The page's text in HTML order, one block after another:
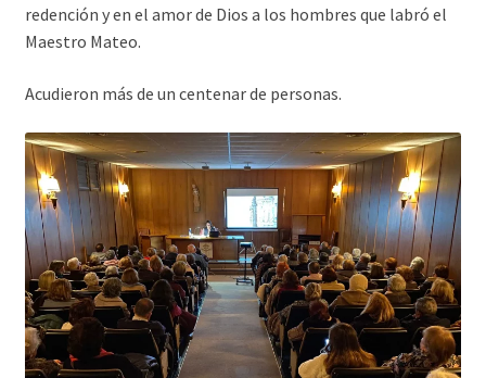
redención y en el amor de Dios a los hombres que labró el
Maestro Mateo.
Acudieron más de un centenar de personas.